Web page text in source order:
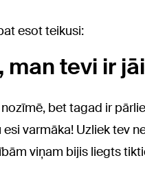
esot teikusi:
man tevi ir
bet tagad ir
varmāka! Uzliek tev
viņam bijis liegts